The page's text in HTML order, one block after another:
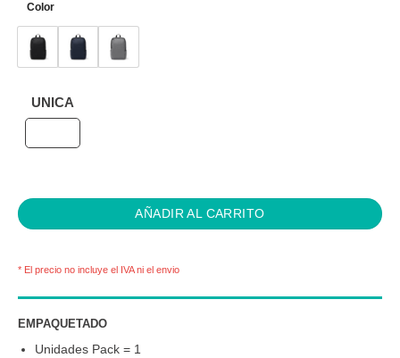
Color
UNICA
AÑADIR AL CARRITO
* El precio no incluye el IVA ni el envio
EMPAQUETADO
Unidades Pack = 1